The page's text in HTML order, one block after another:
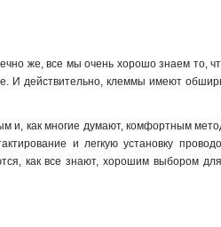
же, все мы очень хорошо знаем то,
И действительно, клеммы имеют
и, как многие думают, комфортным
и легкую установку
как все знают, хорошим выбором